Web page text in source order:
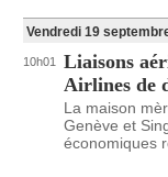
Vendredi 19
10h01
Liaisons
Airlines de
La maison
Genève et
économiques